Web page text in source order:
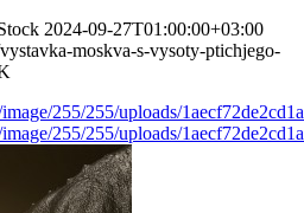
2024-09-27T01:00:00+03:00
moskva-s-vysoty-ptichjego-
255/255/uploads/
255/255/uploads/